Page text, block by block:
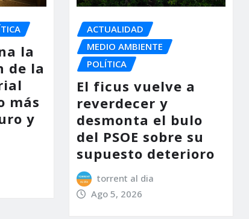
la
de la
más
y
ACTUALIDAD
MEDIO AMBIENTE
POLÍTICA
El ficus vuelve a
reverdecer y
desmonta el bulo
del PSOE sobre su
supuesto deterioro
torrent al dia
Ago 5, 2026